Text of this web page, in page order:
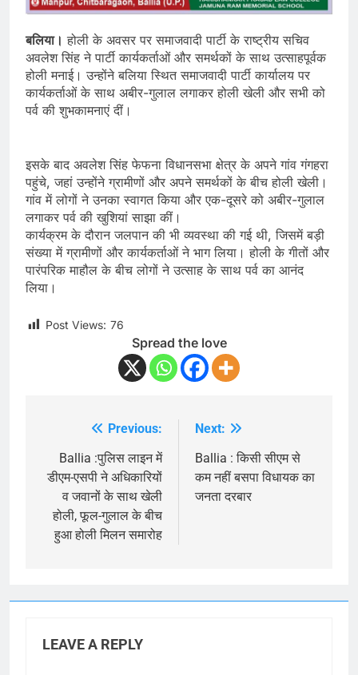
बलिया। होली के अवसर पर समाजवादी पार्टी के राष्ट्रीय सचिव
अवलेश सिंह ने पार्टी कार्यकर्ताओं और समर्थकों के साथ उत्साहपूर्वक
होली मनाई। उन्होंने बलिया स्थित समाजवादी पार्टी कार्यालय पर
कार्यकर्ताओं के साथ अबीर-गुलाल लगाकर होली खेली और सभी को
पर्व की शुभकामनाएं दीं।
इसके बाद अवलेश सिंह फेफना विधानसभा क्षेत्र के अपने गांव गंगहरा
पहुंचे, जहां उन्होंने ग्रामीणों और अपने समर्थकों के बीच होली खेली।
गांव में लोगों ने उनका स्वागत किया और एक-दूसरे को अबीर-गुलाल
लगाकर पर्व की खुशियां साझा कीं।
कार्यक्रम के दौरान जलपान की भी व्यवस्था की गई थी, जिसमें बड़ी
संख्या में ग्रामीणों और कार्यकर्ताओं ने भाग लिया। होली के गीतों और
पारंपरिक माहौल के बीच लोगों ने उत्साह के साथ पर्व का आनंद
लिया।
Post Views: 76
Spread the love
navigation
Previous:
Ballia :पुलिस लाइन में
डीएम-एसपी ने अधिकारियों
व जवानों के साथ खेली
होली, फूल-गुलाल के बीच
हुआ होली मिलन समारोह
Next:
Ballia : किसी सीएम से
कम नहीं बसपा विधायक का
जनता दरबार
LEAVE A REPLY